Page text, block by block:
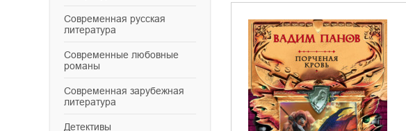
современная русская
литература
современные любовные
романы
современная зарубежная
литература
детективы